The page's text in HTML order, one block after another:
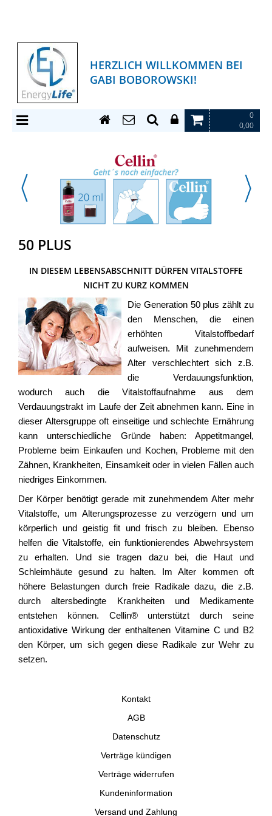
HERZLICH WILLKOMMEN BEI
GABI BOBOROWSKI!
0
0,00
50 PLUS
IN DIESEM LEBENSABSCHNITT DÜRFEN VITALSTOFFE
NICHT ZU KURZ KOMMEN
Die Generation 50 plus zählt zu
den Menschen, die einen
erhöhten Vitalstoffbedarf
aufweisen. Mit zunehmendem
Alter verschlechtert sich z.B.
die Verdauungsfunktion,
wodurch auch die Vitalstoffaufnahme aus dem
Verdauungstrakt im Laufe der Zeit abnehmen kann. Eine in
dieser Altersgruppe oft einseitige und schlechte Ernährung
kann unterschiedliche Gründe haben: Appetitmangel,
Probleme beim Einkaufen und Kochen, Probleme mit den
Zähnen, Krankheiten, Einsamkeit oder in vielen Fällen auch
niedriges Einkommen.
Der Körper benötigt gerade mit zunehmendem Alter mehr
Vitalstoffe, um Alterungsprozesse zu verzögern und um
körperlich und geistig fit und frisch zu bleiben. Ebenso
helfen die Vitalstoffe, ein funktionierendes Abwehrsystem
zu erhalten. Und sie tragen dazu bei, die Haut und
Schleimhäute gesund zu halten. Im Alter kommen oft
höhere Belastungen durch freie Radikale dazu, die z.B.
durch altersbedingte Krankheiten und Medikamente
entstehen können. Cellin® unterstützt durch seine
antioxidative Wirkung der enthaltenen Vitamine C und B2
den Körper, um sich gegen diese Radikale zur Wehr zu
setzen.
Kontakt
AGB
Datenschutz
Verträge kündigen
Verträge widerrufen
Kundeninformation
Versand und Zahlung